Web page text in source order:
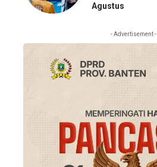
Agustus
- Advertisement -